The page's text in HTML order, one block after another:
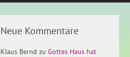
Neue Kommentare
Klaus Bernd zu Gottes Haus hat